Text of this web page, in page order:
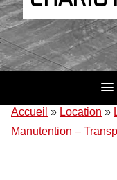
Accueil » Location »
Manutention –